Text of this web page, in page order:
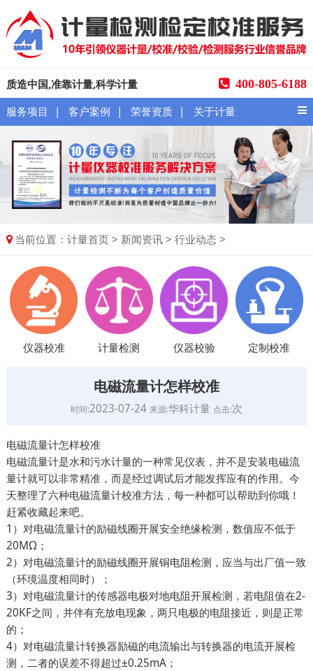
质造中国,准靠计量,科学计量 400-805-6188
服务项目 | 客户案例 | 荣誉资质 | 关于计量
当前位置：计量首页 > 新闻资讯 >行业动态 >
仪器校准 计量检测 仪器校验 定制校准
电磁流量计怎样校准
时间:2023-07-24 来源:华科计量 点击:次
电磁流量计怎样校准
电磁流量计是水和污水计量的一种常见仪表，并不是安装电磁流
量计就可以非常精准，而是经过调试后才能发挥应有的作用。今
天整理了六种电磁流量计校准方法，每一种都可以帮助到你哦！
赶紧收藏起来吧。
1）对电磁流量计的励磁线圈开展安全绝缘检测，数值应不低于
20MΩ；
2）对电磁流量计的励磁线圈开展铜电阻检测，应当与出厂值一致
（环境温度相同时）；
3）对电磁流量计的传感器电极对地电阻开展检测，若电阻值在2-
20KF之间，并伴有充放电现象，两只电极的电阻接近，则是正常
的；
4）对电磁流量计转换器励磁的电流输出与转换器的电流开展检
测，二者的误差不得超过±0.25mA；